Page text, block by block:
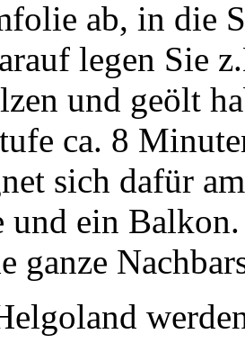
ab, in die
legen Sie
und geölt
ca. 8
sich dafür
und ein
ganze